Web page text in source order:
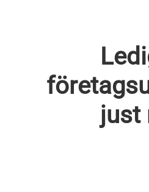
just